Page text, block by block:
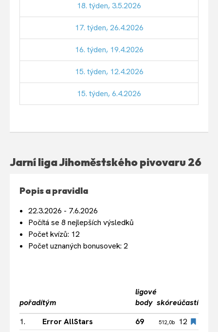
18. týden, 3.5.2026
17. týden, 26.4.2026
16. týden, 19.4.2026
15. týden, 12.4.2026
15. týden, 6.4.2026
Jarní liga Jihoměstského pivovaru 26
Popis a pravidla
22.3.2026 - 7.6.2026
Počítá se 8 nejlepších výsledků
Počet kvízů: 12
Počet uznaných bonusovek: 2
pořadítým
ligové
body skóreúčastí
1.
Error AllStars 69 512,0b
12